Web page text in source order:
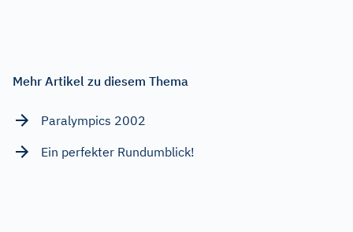
Mehr Artikel zu diesem Thema
Paralympics 2002
Ein perfekter Rundumblick!